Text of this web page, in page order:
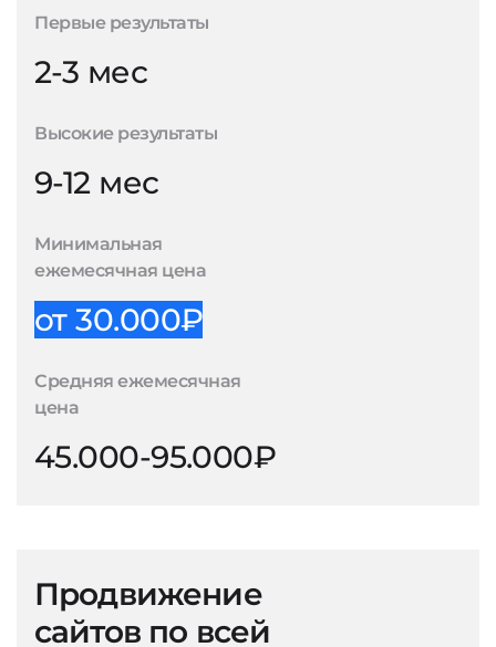
Первые результаты
2-3 мес
Высокие результаты
9-12 мес
Минимальная
ежемесячная цена
от 30.000₽
Средняя ежемесячная
цена
45.000-95.000₽
Продвижение
сайтов по всей